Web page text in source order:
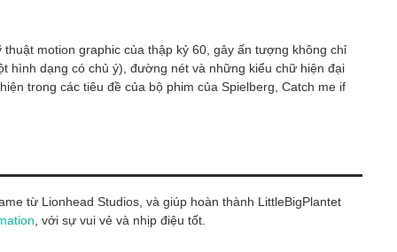
motion graphic của thập kỷ 60, gây ấn tượng không chỉ
hình dạng có chủ ý), đường nét và những kiểu chữ hiện đại
trong các tiêu đề của bộ phim của Spielberg, Catch me if
từ Lionhead Studios, và giúp hoàn thành LittleBigPlantet
, với sự vui vẻ và nhịp điệu tốt.